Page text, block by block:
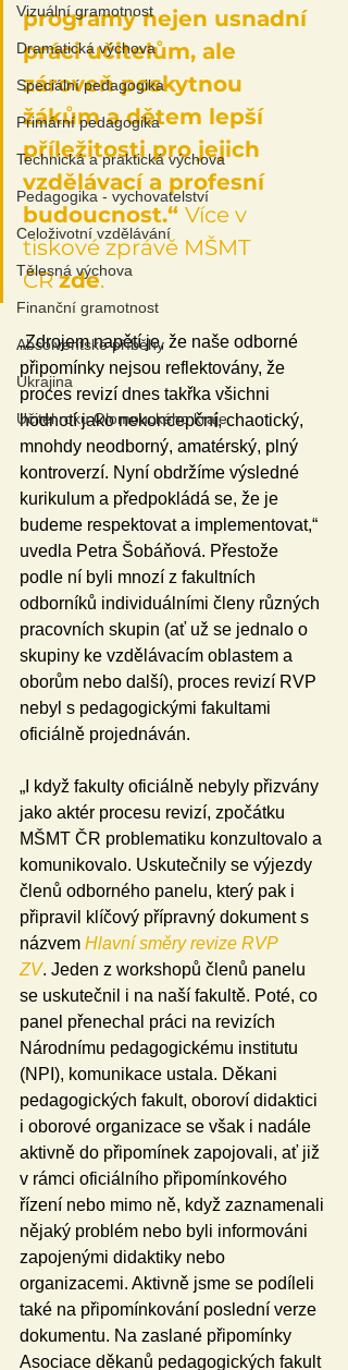
Vizuální gramotnost
Dramatická výchova
Speciální pedagogika
Primární pedagogika
Technická a praktická výchova
Pedagogika - vychovatelství
Celoživotní vzdělávání
Tělesná výchova
Finanční gramotnost
Absolventské příběhy
Ukrajina
Učitel roku Olomouckého kraje
programy nejen usnadní
práci učitelům, ale
zároveň poskytnou
žákům a dětem lepší
příležitosti pro jejich
vzdělávací a profesní
budoucnost.“ Více v
tiskové zprávě MŠMT
ČR zde.
„Zdrojem napětí je, že naše odborné
připomínky nejsou reflektovány, že
proces revizí dnes takřka všichni
hodnotí jako nekoncepční, chaotický,
mnohdy neodborný, amatérský, plný
kontroverzí. Nyní obdržíme výsledné
kurikulum a předpokládá se, že je
budeme respektovat a implementovat,“
uvedla Petra Šobáňová. Přestože
podle ní byli mnozí z fakultních
odborníků individuálními členy různých
pracovních skupin (ať už se jednalo o
skupiny ke vzdělávacím oblastem a
oborům nebo další), proces revizí RVP
nebyl s pedagogickými fakultami
oficiálně projednáván.
„I když fakulty oficiálně nebyly přizvány
jako aktér procesu revizí, zpočátku
MŠMT ČR problematiku konzultovalo a
komunikovalo. Uskutečnily se výjezdy
členů odborného panelu, který pak i
připravil klíčový přípravný dokument s
názvem Hlavní směry revize RVP
ZV. Jeden z workshopů členů panelu
se uskutečnil i na naší fakultě. Poté, co
panel přenechal práci na revizích
Národnímu pedagogickému institutu
(NPI), komunikace ustala. Děkani
pedagogických fakult, oboroví didaktici
i oborové organizace se však i nadále
aktivně do připomínek zapojovali, ať již
v rámci oficiálního připomínkového
řízení nebo mimo ně, když zaznamenali
nějaký problém nebo byli informováni
zapojenými didaktiky nebo
organizacemi. Aktivně jsme se podíleli
také na připomínkování poslední verze
dokumentu. Na zaslané připomínky
Asociace děkanů pedagogických fakult